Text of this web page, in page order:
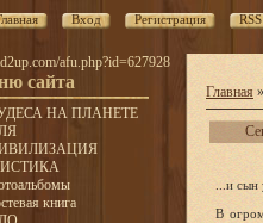
Вход Регистрация RSS
afu.php?id=627928
сайта
НА ПЛАНЕТЕ
книга
Главная »
...и
В